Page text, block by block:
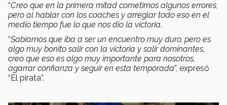
“Creo que en la primera mitad cometimos algunos errores,
pero al hablar con los coaches y arreglar todo eso en el
medio tiempo fue lo que nos dio la victoria.
“Sabíamos que iba a ser un encuentro muy duro, pero es
algo muy bonito salir con la victoria y salir dominantes,
creo que eso es algo muy importante para nosotros,
agarrar confianza y seguir en esta temporada”, expresó
“El pirata”.